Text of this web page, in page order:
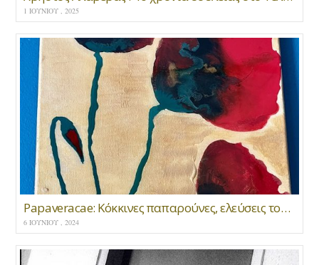
1 ΙΟΥΝΊΟΥ , 2025
Papaveracae: Κόκκινες παπαρούνες, ελεύσεις του τραυματικού και του ερωτικού.
6 ΙΟΥΝΊΟΥ , 2024